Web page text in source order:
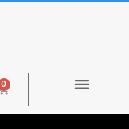
0